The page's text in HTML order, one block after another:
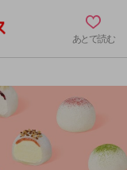
あとで読む